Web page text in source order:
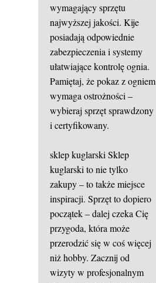
wymagający sprzętu
najwyższej jakości. Kije
posiadają odpowiednie
zabezpieczenia i systemy
ułatwiające kontrolę ognia.
Pamiętaj, że pokaz z ogniem
wymaga ostrożności –
wybieraj sprzęt sprawdzony
i certyfikowany.
sklep kuglarskiSklep
kuglarski to nie tylko
zakupy – to także miejsce
inspiracji. Sprzęt to dopiero
początek – dalej czeka Cię
przygoda, która może
przerodzić się w coś więcej
niż hobby. Zacznij od
wizyty w profesjonalnym